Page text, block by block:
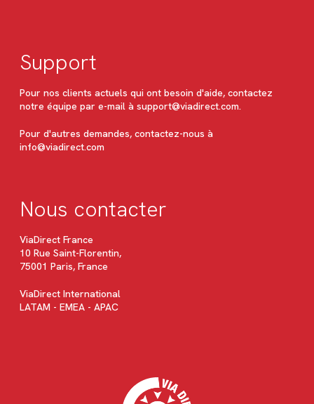
Support
Pour nos clients actuels qui ont besoin d'aide, contactez
notre équipe par e-mail à support@viadirect.com.
Pour d'autres demandes, contactez-nous à
info@viadirect.com
Nous contacter
ViaDirect France
10 Rue Saint-Florentin,
75001 Paris, France
ViaDirect International
LATAM - EMEA - APAC